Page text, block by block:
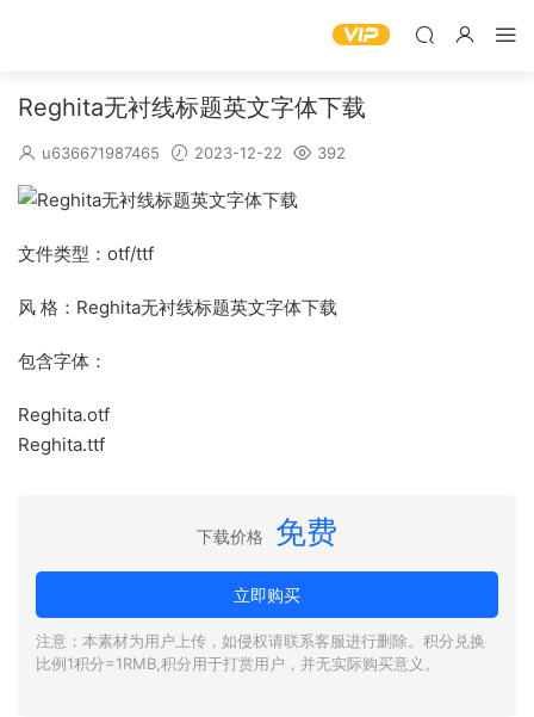
Reghita无衬线标题英文字体下载
u636671987465 2023-12-22 392
文件类型：otf/ttf
风 格：Reghita无衬线标题英文字体下载
包含字体：
Reghita.otf
Reghita.ttf
下载价格 免费
立即购买
注意：本素材为用户上传，如侵权请联系客服进行删除。积分兑换
比例1积分=1RMB,积分用于打赏用户，并无实际购买意义。